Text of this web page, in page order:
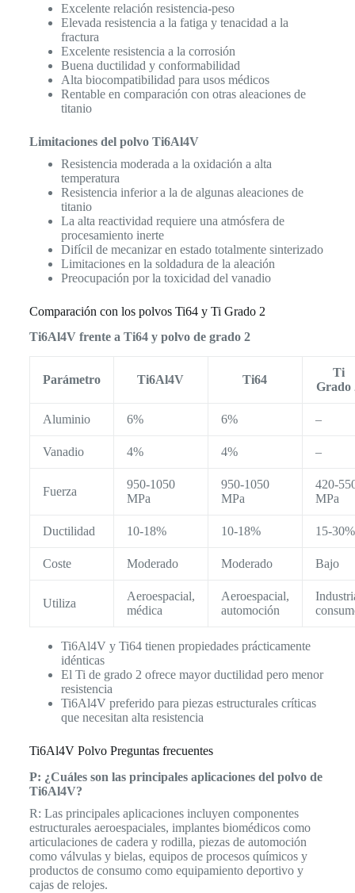
Excelente relación resistencia-peso
Elevada resistencia a la fatiga y tenacidad a la
fractura
Excelente resistencia a la corrosión
Buena ductilidad y conformabilidad
Alta biocompatibilidad para usos médicos
Rentable en comparación con otras aleaciones de
titanio
Limitaciones del polvo Ti6Al4V
Resistencia moderada a la oxidación a alta
temperatura
Resistencia inferior a la de algunas aleaciones de
titanio
La alta reactividad requiere una atmósfera de
procesamiento inerte
Difícil de mecanizar en estado totalmente sinterizado
Limitaciones en la soldadura de la aleación
Preocupación por la toxicidad del vanadio
Comparación con los polvos Ti64 y Ti Grado 2
Ti6Al4V frente a Ti64 y polvo de grado 2
Parámetro Ti6Al4V Ti64
Ti
Grado
Aluminio 6% 6% –
Vanadio 4% 4% –
Fuerza
950-1050
MPa
950-1050
MPa
420-
MPa
Ductilidad 10-18% 10-18% 15-30%
Coste Moderado Moderado Bajo
Utiliza
Aeroespacial,
médica
Aeroespacial,
automoción
Ti6Al4V y Ti64 tienen propiedades prácticamente
idénticas
El Ti de grado 2 ofrece mayor ductilidad pero menor
resistencia
Ti6Al4V preferido para piezas estructurales críticas
que necesitan alta resistencia
Ti6Al4V Polvo Preguntas frecuentes
P: ¿Cuáles son las principales aplicaciones del polvo de
Ti6Al4V?
R: Las principales aplicaciones incluyen componentes
estructurales aeroespaciales, implantes biomédicos como
articulaciones de cadera y rodilla, piezas de automoción
como válvulas y bielas, equipos de procesos químicos y
productos de consumo como equipamiento deportivo y
cajas de relojes.